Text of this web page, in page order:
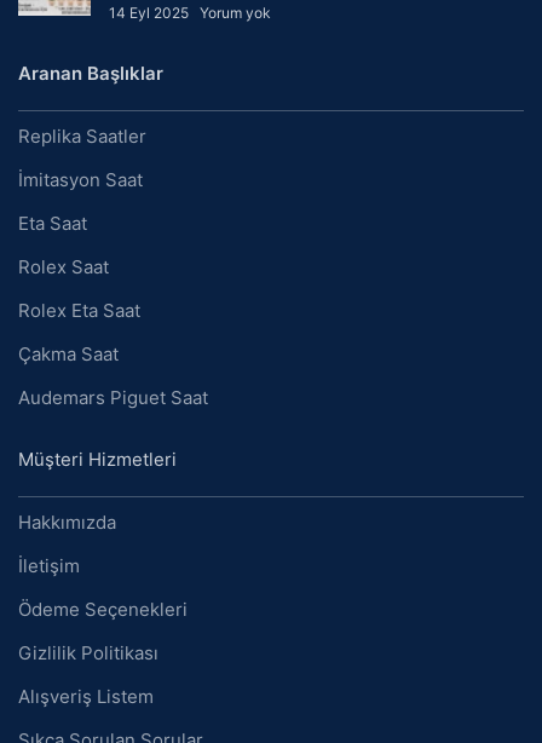
14 Eyl 2025 Yorum yok
Aranan Başlıklar
Replika Saatler
İmitasyon Saat
Eta Saat
Rolex Saat
Rolex Eta Saat
Çakma Saat
Audemars Piguet Saat
Müşteri Hizmetleri
Hakkımızda
İletişim
Ödeme Seçenekleri
Gizlilik Politikası
Alışveriş Listem